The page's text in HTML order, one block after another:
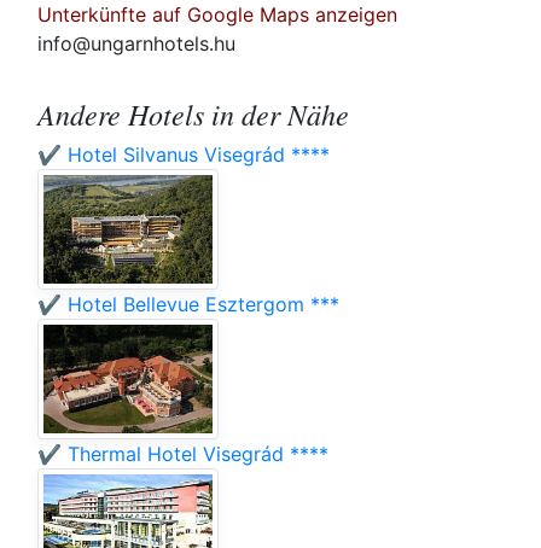
Unterkünfte auf Google Maps anzeigen
info@ungarnhotels.hu
Andere Hotels in der Nähe
✔️ Hotel Silvanus Visegrád ****
✔️ Hotel Bellevue Esztergom ***
✔️ Thermal Hotel Visegrád ****